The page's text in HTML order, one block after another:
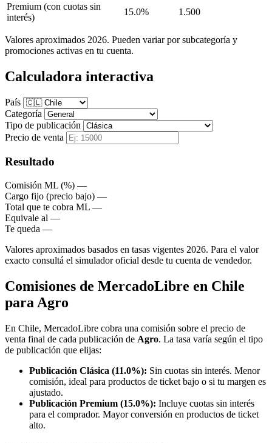
Premium (con cuotas sin
interés)
15.0% 1.500
Valores aproximados 2026. Pueden variar por subcategoría y
promociones activas en tu cuenta.
Calculadora interactiva
País
Categoría
Tipo de publicación
Precio de venta
Resultado
Comisión ML (%) —
Cargo fijo (precio bajo) —
Total que te cobra ML —
Equivale al —
Te queda —
Valores aproximados basados en tasas vigentes 2026. Para el valor
exacto consultá el simulador oficial desde tu cuenta de vendedor.
Comisiones de MercadoLibre en Chile
para Agro
En Chile, MercadoLibre cobra una comisión sobre el precio de
venta final de cada publicación de Agro. La tasa varía según el tipo
de publicación que elijas:
Publicación Clásica (11.0%): Sin cuotas sin interés. Menor
comisión, ideal para productos de ticket bajo o si tu margen es
ajustado.
Publicación Premium (15.0%): Incluye cuotas sin interés
para el comprador. Mayor conversión en productos de ticket
alto.